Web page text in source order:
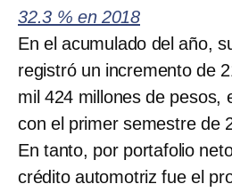
32.3 % en 2018
En el acumulado del año,
registró un incremento de
mil 424 millones de pesos,
con el primer semestre de
En tanto, por portafolio
crédito automotriz fue el